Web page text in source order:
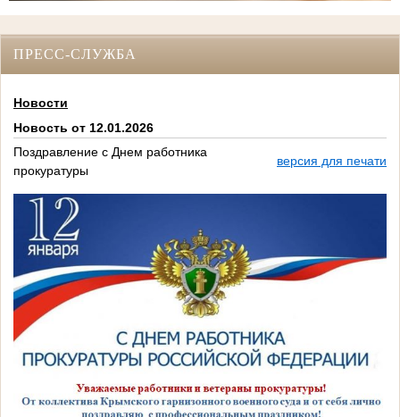
ПРЕСС-СЛУЖБА
Новости
Новость от 12.01.2026
Поздравление с Днем работника
прокуратуры
версия для печати